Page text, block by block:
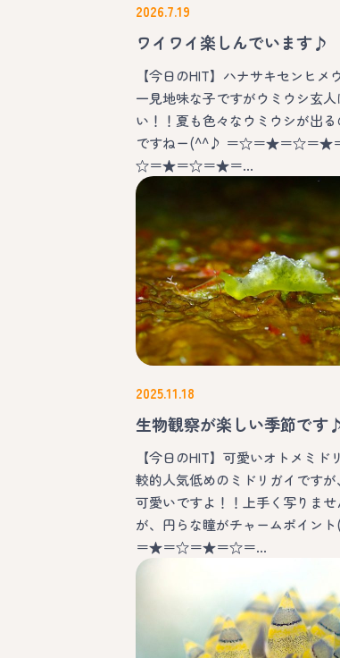
2026.7.19
ワイワイ楽しんでいます♪
【今日のHIT】ハナサキセンヒメ
一見地味な子ですがウミウシ玄
い！！夏も色々なウミウシが出
ですねー(^^♪ ＝☆＝★＝☆＝★
☆＝★＝☆＝★＝…
2025.11.18
生物観察が楽しい季節です
【今日のHIT】可愛いオトメミド
較的人気低めのミドリガイです
可愛いですよ！！上手く写りませ
が、円らな瞳がチャームポイン
＝★＝☆＝★＝☆＝…